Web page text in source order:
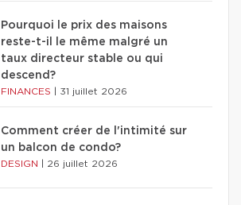
Pourquoi le prix des maisons
reste-t-il le même malgré un
taux directeur stable ou qui
descend?
FINANCES 31 juillet 2026
Comment créer de l'intimité sur
un balcon de condo?
DESIGN 26 juillet 2026